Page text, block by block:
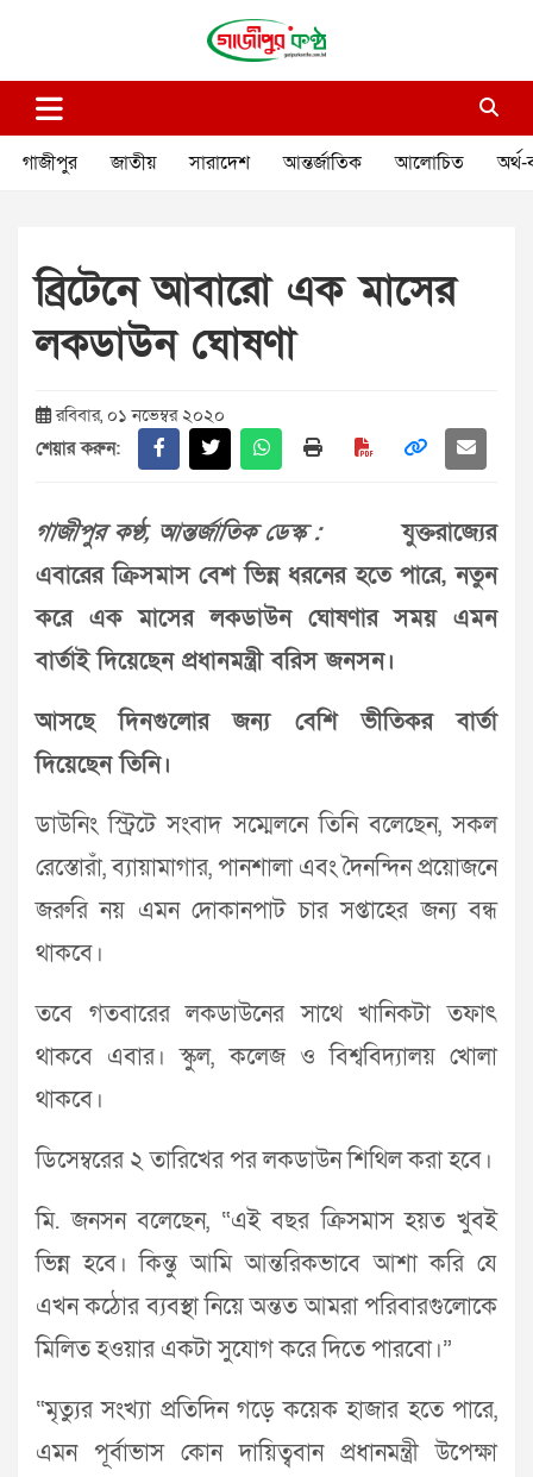
গাজীপুর কণ্ঠ
গাজীপুর জাতীয় সারাদেশ আন্তর্জাতিক আলোচিত অর্থ-
ব্রিটেনে আবারো এক মাসের
লকডাউন ঘোষণা
রবিবার, ০১ নভেম্বর ২০২০
শেয়ার করুন:
গাজীপুর কণ্ঠ, আন্তর্জাতিক ডেস্ক :যুক্তরাজ্যের
এবারের ক্রিসমাস বেশ ভিন্ন ধরনের হতে পারে, নতুন
করে এক মাসের লকডাউন ঘোষণার সময় এমন
বার্তাই দিয়েছেন প্রধানমন্ত্রী বরিস জনসন।
আসছে দিনগুলোর জন্য বেশি ভীতিকর বার্তা
দিয়েছেন তিনি।
ডাউনিং স্ট্রিটে সংবাদ সম্মেলনে তিনি বলেছেন, সকল
রেস্তোরাঁ, ব্যায়ামাগার, পানশালা এবং দৈনন্দিন প্রয়োজনে
জরুরি নয় এমন দোকানপাট চার সপ্তাহের জন্য বন্ধ
থাকবে।
তবে গতবারের লকডাউনের সাথে খানিকটা তফাৎ
থাকবে এবার। স্কুল, কলেজ ও বিশ্ববিদ্যালয় খোলা
থাকবে।
ডিসেম্বরের ২ তারিখের পর লকডাউন শিথিল করা হবে।
মি. জনসন বলেছেন, “এই বছর ক্রিসমাস হয়ত খুবই
ভিন্ন হবে। কিন্তু আমি আন্তরিকভাবে আশা করি যে
এখন কঠোর ব্যবস্থা নিয়ে অন্তত আমরা পরিবারগুলোকে
মিলিত হওয়ার একটা সুযোগ করে দিতে পারবো।”
“মৃত্যুর সংখ্যা প্রতিদিন গড়ে কয়েক হাজার হতে পারে,
এমন পূর্বাভাস কোন দায়িত্ববান প্রধানমন্ত্রী উপেক্ষা